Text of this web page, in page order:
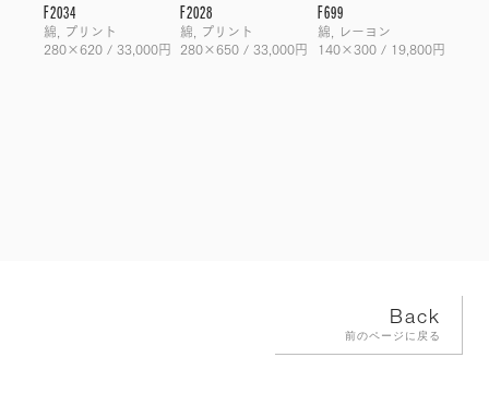
F2034
綿, プリント
280×620 / 33,000円
F2028
綿, プリント
280×650 / 33,000円
F699
綿, レーヨン
140×300 / 19,800円
Back
前のページに戻る